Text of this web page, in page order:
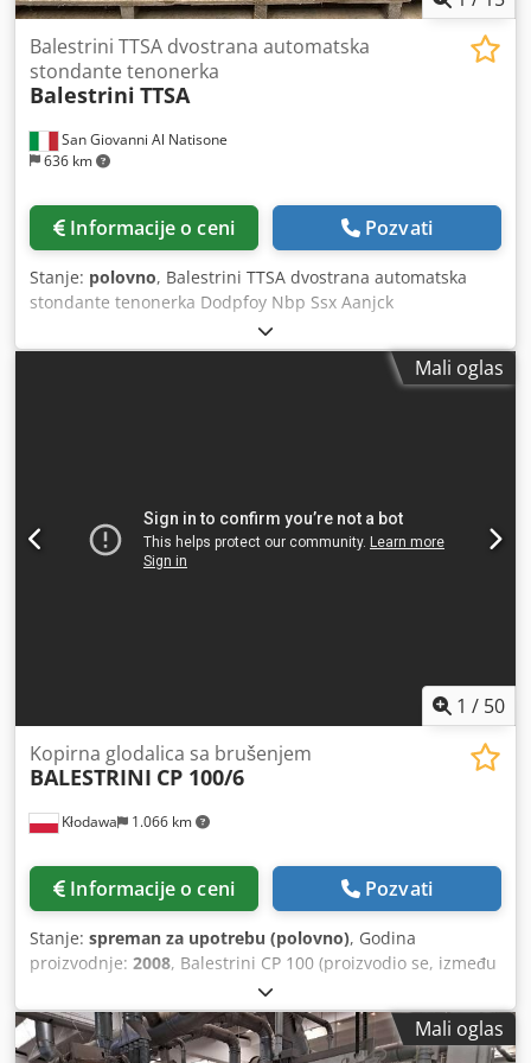
San Giovanni Al Natisone
636 km
Balestrini TTSA dvostrana automatska
stondante tenonerka
Balestrini TTSA
Informacije o ceni Pozvati
Stanje: polovno, Balestrini TTSA dvostrana automatska
stondante tenonerka Dodpfoy Nbp Ssx Aanjck
Mali oglas
1 / 50
Kłodawa 1.066 km
Kopirna glodalica sa brušenjem
BALESTRINI CP 100/6
Informacije o ceni Pozvati
Stanje: spreman za upotrebu (polovno), Godina
proizvodnje: 2008, Balestrini CP 100 (proizvodio se, između
ostalog, u verzijama CP 100/6 ili CP 100/8) je industrijska,
viševretenasta glodalica-kopirka za drvo. Namenjena je
preciznom profilisanju i kopiranju oblika zakrivljenihMali oglas